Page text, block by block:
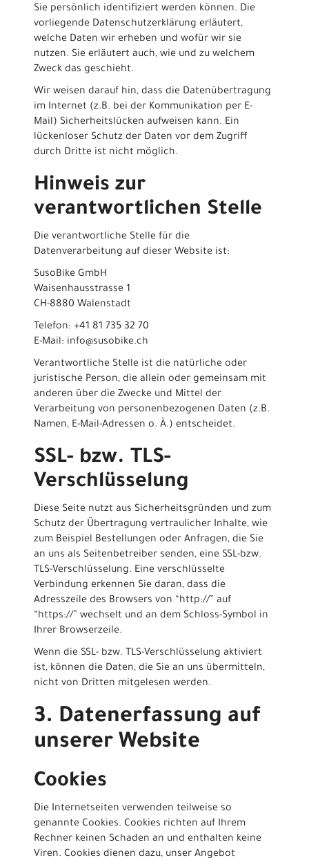
Sie persönlich identifiziert werden können. Die
vorliegende Datenschutzerklärung erläutert,
welche Daten wir erheben und wofür wir sie
nutzen. Sie erläutert auch, wie und zu welchem
Zweck das geschieht.
Wir weisen darauf hin, dass die Datenübertragung
im Internet (z.B. bei der Kommunikation per E-
Mail) Sicherheitslücken aufweisen kann. Ein
lückenloser Schutz der Daten vor dem Zugriff
durch Dritte ist nicht möglich.
Hinweis zur
verantwortlichen Stelle
Die verantwortliche Stelle für die
Datenverarbeitung auf dieser Website ist:
SusoBike GmbH
Waisenhausstrasse 1
CH-8880 Walenstadt
Telefon: +41 81 735 32 70
E-Mail: info@susobike.ch
Verantwortliche Stelle ist die natürliche oder
juristische Person, die allein oder gemeinsam mit
anderen über die Zwecke und Mittel der
Verarbeitung von personenbezogenen Daten (z.B.
Namen, E-Mail-Adressen o. Ä.) entscheidet.
SSL- bzw. TLS-
Verschlüsselung
Diese Seite nutzt aus Sicherheitsgründen und zum
Schutz der Übertragung vertraulicher Inhalte, wie
zum Beispiel Bestellungen oder Anfragen, die Sie
an uns als Seitenbetreiber senden, eine SSL-bzw.
TLS-Verschlüsselung. Eine verschlüsselte
Verbindung erkennen Sie daran, dass die
Adresszeile des Browsers von “http://” auf
“https://” wechselt und an dem Schloss-Symbol in
Ihrer Browserzeile.
Wenn die SSL- bzw. TLS-Verschlüsselung aktiviert
ist, können die Daten, die Sie an uns übermitteln,
nicht von Dritten mitgelesen werden.
3. Datenerfassung auf
unserer Website
Cookies
Die Internetseiten verwenden teilweise so
genannte Cookies. Cookies richten auf Ihrem
Rechner keinen Schaden an und enthalten keine
Viren. Cookies dienen dazu, unser Angebot